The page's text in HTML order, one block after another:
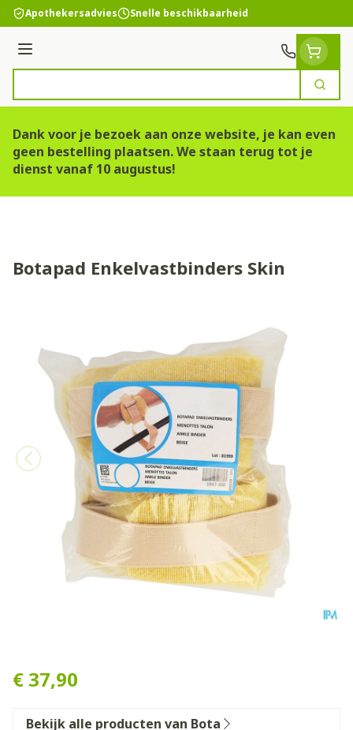
Ga naar de inhoud
Apothekersadvies Snelle beschikbaarheid
Menu
Zoek
Dank voor je bezoek aan onze website, je kan even
geen bestelling plaatsen. We staan terug tot je
dienst vanaf 10 augustus!
Botapad Enkelvastbinders Skin
€ 37,90
Bekijk alle producten van Bota